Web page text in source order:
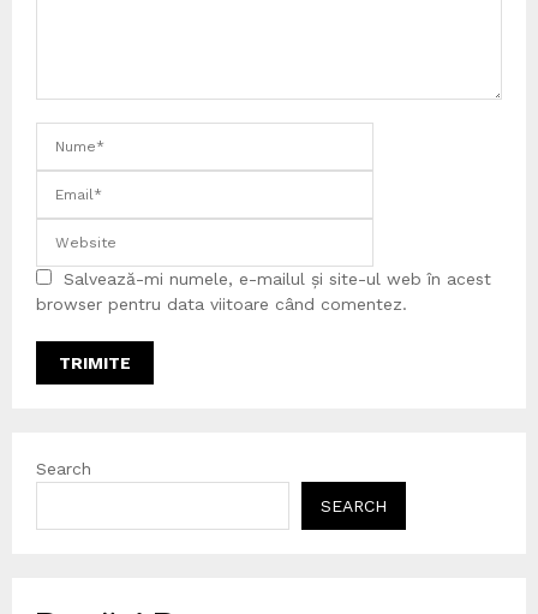
Salvează-mi numele, e-mailul și site-ul web în acest
browser pentru data viitoare când comentez.
Search
SEARCH